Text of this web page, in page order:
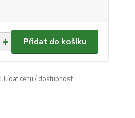
Přidat do košíku
Hlídat cenu / dostupnost